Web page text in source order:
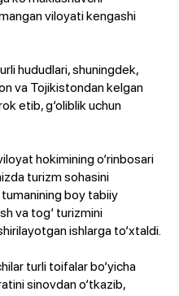
viloyati kengashi
hududlari, shuningdek,
va Tojikistondan kelgan
etib, g‘oliblik uchun
hokimining o‘rinbosari
turizm sohasini
boy tabiiy
va tog‘ turizmini
ishlarga to‘xtaldi.
turli toifalar bo‘yicha
sinovdan o‘tkazib,